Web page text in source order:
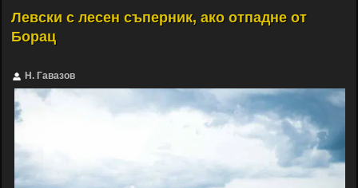
Левски с лесен съперник, ако отпадне от
Борац
Н. Гавазов